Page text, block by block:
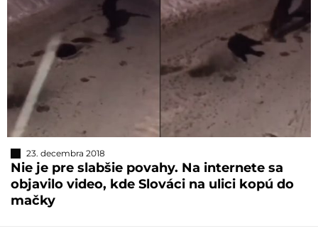
23. decembra 2018
Nie je pre slabšie povahy. Na internete sa
objavilo video, kde Slováci na ulici kopú do
mačky